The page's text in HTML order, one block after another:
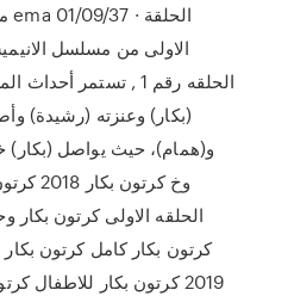
الحلقه رقم 1 , تستمر
(بكار) وعنزته (رشيدة)
و(همام)، حيث يواصل (بكار)
وخ
الحلقه الاولى كرتون بكار